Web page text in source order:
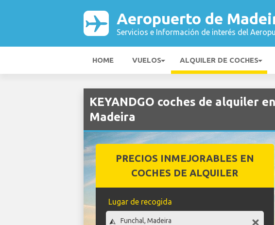
Aeropuerto de
Servicios e Información de interés del
HOME VUELOS ALQUILER DE COCHES
KEYANDGO coches de alquiler
Madeira
PRECIOS INMEJORABLES EN
COCHES DE ALQUILER
Lugar de recogida